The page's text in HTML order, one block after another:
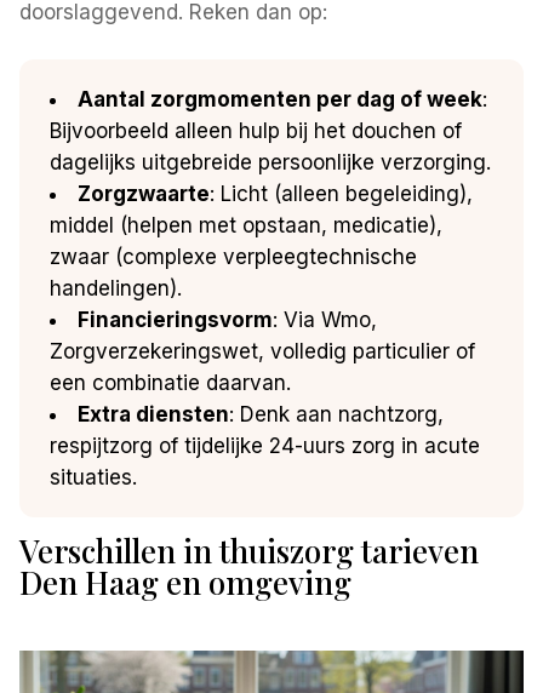
doorslaggevend. Reken dan op:
Aantal zorgmomenten per dag of week:
Bijvoorbeeld alleen hulp bij het douchen of
dagelijks uitgebreide persoonlijke verzorging.
Zorgzwaarte: Licht (alleen begeleiding),
middel (helpen met opstaan, medicatie),
zwaar (complexe verpleegtechnische
handelingen).
Financieringsvorm: Via Wmo,
Zorgverzekeringswet, volledig particulier of
een combinatie daarvan.
Extra diensten: Denk aan nachtzorg,
respijtzorg of tijdelijke 24-uurs zorg in acute
situaties.
Verschillen in thuiszorg tarieven
Den Haag en omgeving